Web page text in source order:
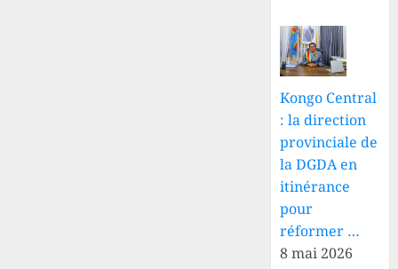
Kongo Central
: la direction
provinciale de
la DGDA en
itinérance
pour
réformer …
8 mai 2026